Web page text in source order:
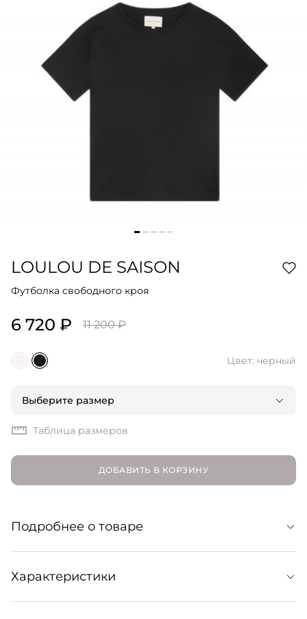
LOULOU DE SAISON
Футболка свободного кроя
6 720 ₽ 11 200 ₽
Цвет: черный
Выберите размер
Таблица размеров
ДОБАВИТЬ В КОРЗИНУ
Подробнее о товаре
Эта футболка изготовлена ​​из хлопка супима,
выбранного за невероятную мягкость, легкость и
прочность. Она имеет свободный крой, ребристый
Характеристики